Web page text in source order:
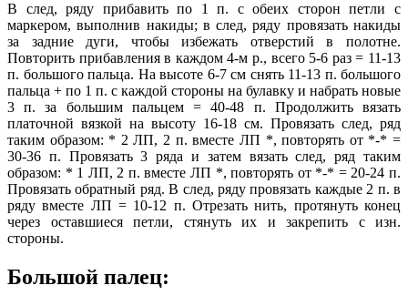
В след, ряду прибавить по 1 п. с обеих сторон петли с
маркером, выполнив накиды; в след, ряду провязать накиды
за задние дуги, чтобы избежать отверстий в полотне.
Повторить прибавления в каждом 4-м р., всего 5-6 раз = 11-13
п. большого пальца. На высоте 6-7 см снять 11-13 п. большого
пальца + по 1 п. с каждой стороны на булавку и набрать новые
3 п. за большим пальцем = 40-48 п. Продолжить вязать
платочной вязкой на высоту 16-18 см. Провязать след, ряд
таким образом: * 2 ЛП, 2 п. вместе ЛП *, повторять от *-* =
30-36 п. Провязать 3 ряда и затем вязать след, ряд таким
образом: * 1 ЛП, 2 п. вместе ЛП *, повторять от *-* = 20-24 п.
Провязать обратный ряд. В след, ряду провязать каждые 2 п. в
ряду вместе ЛП = 10-12 п. Отрезать нить, протянуть конец
через оставшиеся петли, стянуть их и закрепить с изн.
стороны.
Большой палец: